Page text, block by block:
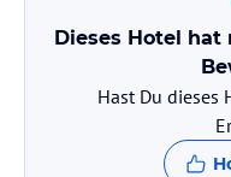
Dieses Hotel
Hast Du dieses